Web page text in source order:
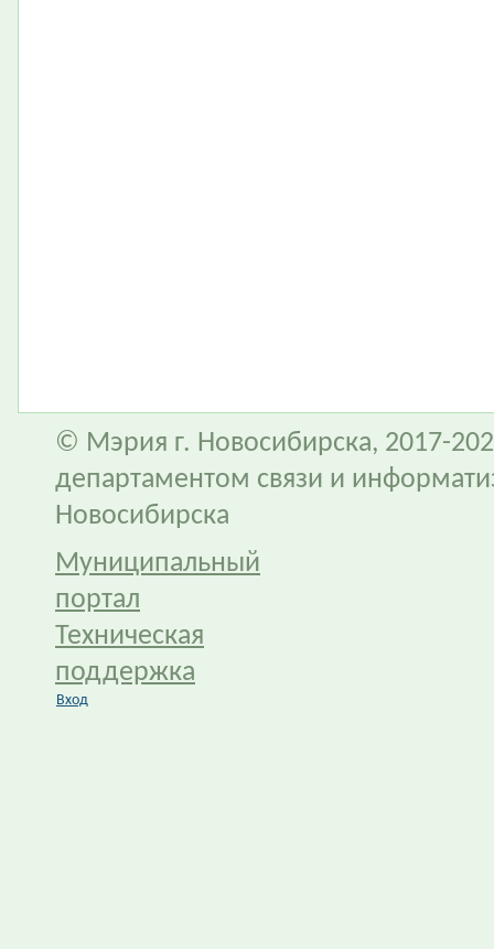
© Мэрия г. Новосибирска, 2017-
департаментом связи и
Новосибирска
Муниципальный
портал
Техническая
поддержка
Вход